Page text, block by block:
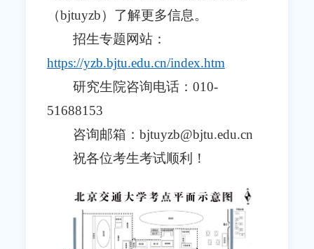
（bjtuyzb）了解更多信息。
招生专题网站：
https://yzb.bjtu.edu.cn/index.htm
研究生院咨询电话：010-
51688153
咨询邮箱：bjtuyzb@bjtu.edu.cn
祝各位考生考试顺利！